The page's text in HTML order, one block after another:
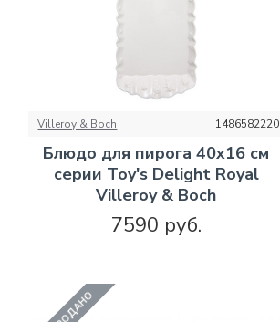
Villeroy & Boch 1486582220
Блюдо для пирога 40x16 см
серии Toy's Delight Royal
Villeroy & Boch
7590 руб.